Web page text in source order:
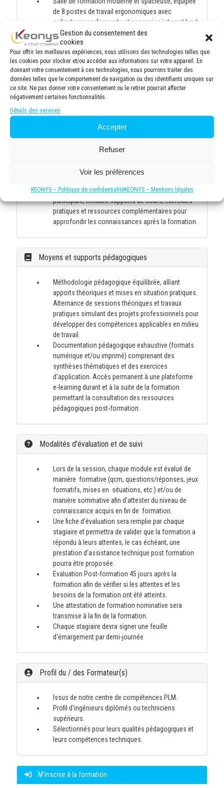
Gestion du consentement des
cookies
Pour offrir les meilleures expériences, nous utilisons des technologies telles que
les cookies pour stocker et/ou accéder aux informations sur votre appareil. En
donnant votre consentement à ces technologies, nous pourrons traiter des
données telles que le comportement de navigation ou des identifiants uniques sur
ce site. Ne pas donner votre consentement ou le retirer pourrait affecter
négativement certaines fonctionnalités.
Détails des services
Accepter
Refuser
Voir les préfèrences
KEONYS – Politique de confidentialitéKEONYS – Mentions légales
de 8 postes de travail ergonomiques avec
ordinateurs performants et connexion internet haut
débit. Vidéo projecteur haute définition pour une
visualisation optimale des supports de cours.
Tableau blanc pour des sessions participatives.
8 personnes maximum par session en présentiel et
6 personnes maximum par session en distanciel
afin de garantir une formation de qualité, permettant
une attention personnalisée du formateur et
taille de groupe optimale facilite les exercices
pratiques, les discussions approfondies et un suivi
individuel des progrès de chacun.
Environnement d'apprentissage confortable avec
pour maintenir la concentration tout au long de la
Documentation complète fournie à chaque
participant, incluant supports de cours, exercices
pratiques et ressources complémentaires pour
approfondir les connaissances après la formation.
Moyens et supports pédagogiques
Méthodologie pédagogique équilibrée, alliant
apports théoriques et mises en situation pratiques.
Alternance de sessions théoriques et travaux
pratiques simulant des projets professionnels pour
développer des compétences applicables en milieu
de travail.
Documentation pédagogique exhaustive (formats
numérique et/ou imprimé) comprenant des
synthèses thématiques et des exercices
d'application. Accès permanent à une plateforme
e-learning durant et à la suite de la formation
permettant la consultation des ressources
pédagogiques post-formation.
Modalités d'évaluation et de suivi
Lors de la session, chaque module est évalué de
manière formative (qcm, questions/réponses, jeux
formatifs, mises en situations, etc.) et/ou de
manière sommative afin d'attester du niveau de
connaissance acquis en fin de formation.
Une fiche d'évaluation sera remplie par chaque
stagiaire et permettra de valider que la formation a
répondu à leurs attentes, le cas échéant, une
prestation d'assistance technique post formation
pourra être proposée.
Evaluation Post-formation 45 jours après la
formation afin de vérifier si les attentes et les
besoins de la formation ont été atteints.
Une attestation de formation nominative sera
transmise à la fin de la formation.
Chaque stagiaire devra signer une feuille
d'émargement par demi-journée
Profil du / des Formateur(s)
Issus de notre centre de compétences PLM.
Profil d'ingénieurs diplômés ou techniciens
supérieurs.
Sélectionnés pour leurs qualités pédagogiques et
leurs compétences techniques.
M'inscrire à la formation